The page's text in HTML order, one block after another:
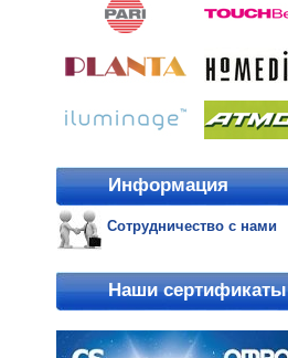
Информация
Сотрудничество с нами
Наши сертификаты